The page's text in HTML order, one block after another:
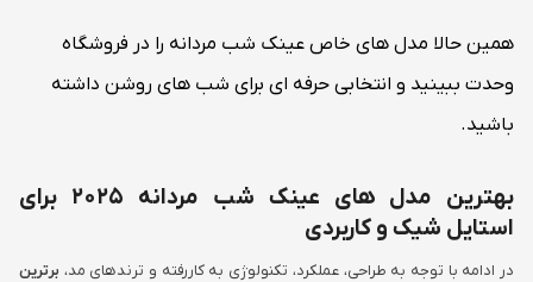
همین حالا مدل های خاص عینک شب مردانه را در فروشگاه
وحدت ببینید و انتخابی حرفه ای برای شب های روشن داشته
باشید.
بهترین مدل های عینک شب مردانه 2025 برای
استایل شیک و کاربردی
در ادامه با توجه به طراحی، عملکرد، تکنولوژی به کاررفته و ترندهای مد، برترین